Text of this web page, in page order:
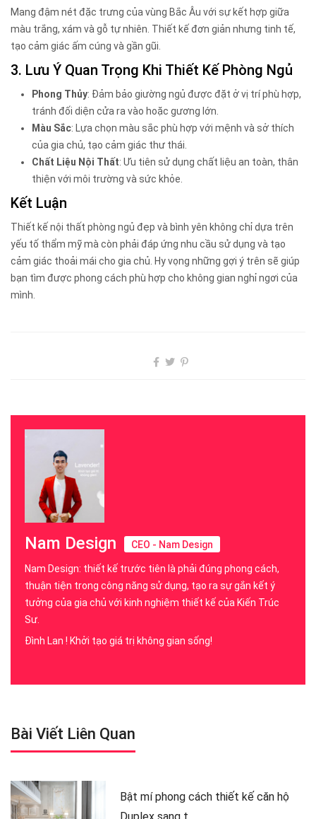
Mang đậm nét đặc trưng của vùng Bắc Âu với sự kết hợp giữa
màu trắng, xám và gỗ tự nhiên. Thiết kế đơn giản nhưng tinh tế,
tạo cảm giác ấm cúng và gần gũi.
3. Lưu Ý Quan Trọng Khi Thiết Kế Phòng Ngủ
Phong Thủy: Đảm bảo giường ngủ được đặt ở vị trí phù hợp,
tránh đối diện cửa ra vào hoặc gương lớn.
Màu Sắc: Lựa chọn màu sắc phù hợp với mệnh và sở thích
của gia chủ, tạo cảm giác thư thái.
Chất Liệu Nội Thất: Ưu tiên sử dụng chất liệu an toàn, thân
thiện với môi trường và sức khỏe.
Kết Luận
Thiết kế nội thất phòng ngủ đẹp và bình yên không chỉ dựa trên
yếu tố thẩm mỹ mà còn phải đáp ứng nhu cầu sử dụng và tạo
cảm giác thoải mái cho gia chủ. Hy vọng những gợi ý trên sẽ giúp
bạn tìm được phong cách phù hợp cho không gian nghỉ ngơi của
mình.
Nam Design CEO - Nam Design
Nam Design: thiết kế trước tiên là phải đúng phong cách,
thuận tiện trong công năng sử dụng, tạo ra sự gắn kết ý
tưởng của gia chủ với kinh nghiệm thiết kế của Kiến Trúc
Sư.
Đình Lan ! Khởi tạo giá trị không gian sống!
Bài Viết Liên Quan
Bật mí phong cách thiết kế căn hộ